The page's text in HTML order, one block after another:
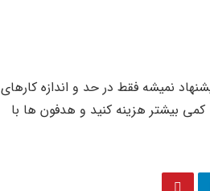
نمیشه فقط در حد و اندازه کارهای
کمی بیشتر هزینه کنید و هدفون ها با